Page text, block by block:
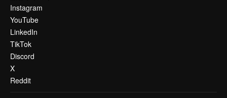
Instagram
YouTube
LinkedIn
TikTok
Discord
X
Reddit